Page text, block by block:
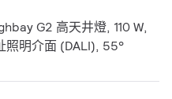
G2 高天井燈, 110 W,
明介面 (DALI), 55°